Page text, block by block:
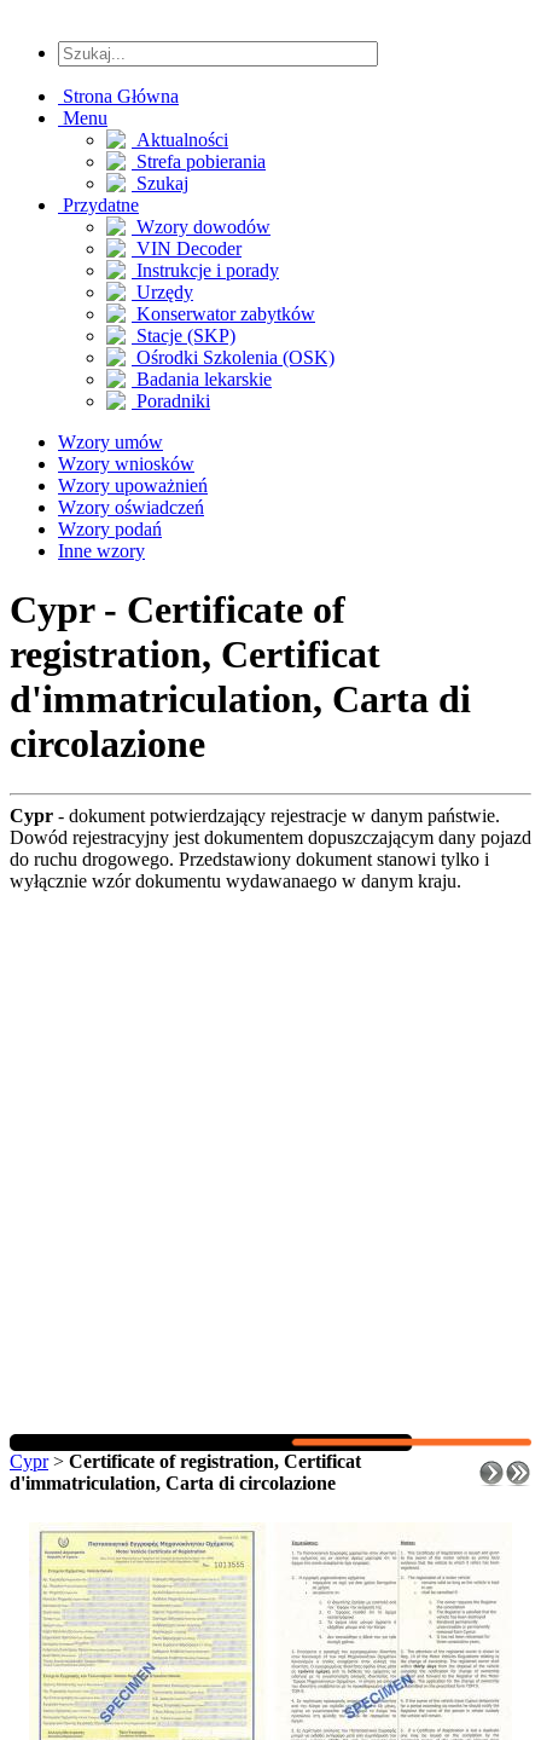
Strona Główna
Menu
Aktualności
Strefa pobierania
Szukaj
Przydatne
Wzory dowodów
VIN Decoder
Instrukcje i porady
Urzędy
Konserwator zabytków
Stacje (SKP)
Ośrodki Szkolenia (OSK)
Badania lekarskie
Poradniki
Wzory umów
Wzory wniosków
Wzory upoważnień
Wzory oświadczeń
Wzory podań
Inne wzory
Cypr - Certificate of
registration, Certificat
d'immatriculation, Carta di
circolazione
Cypr - dokument potwierdzający rejestracje w danym państwie.
Dowód rejestracyjny jest dokumentem dopuszczającym dany pojazd
do ruchu drogowego. Przedstawiony dokument stanowi tylko i
wyłącznie wzór dokumentu wydawanaego w danym kraju.
Cypr> Certificate of registration, Certificat
d'immatriculation, Carta di circolazione